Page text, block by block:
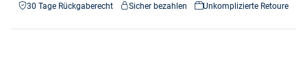
30 Tage Rückgaberecht Sicher bezahlen Unkomplizierte Retoure